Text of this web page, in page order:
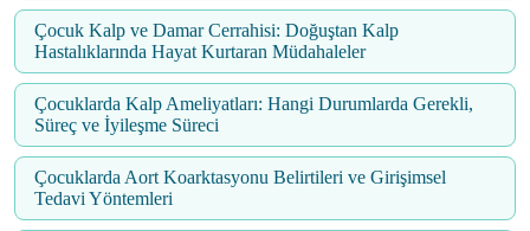
Çocuk Kalp ve Damar Cerrahisi: Doğuştan Kalp
Hastalıklarında Hayat Kurtaran Müdahaleler
Çocuklarda Kalp Ameliyatları: Hangi Durumlarda Gerekli,
Süreç ve İyileşme Süreci
Çocuklarda Aort Koarktasyonu Belirtileri ve Girişimsel
Tedavi Yöntemleri